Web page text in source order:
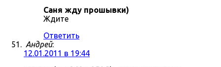
Саня жду прошывки)
Ждите
Ответить
Андрей:
12.01.2011 в 19:44